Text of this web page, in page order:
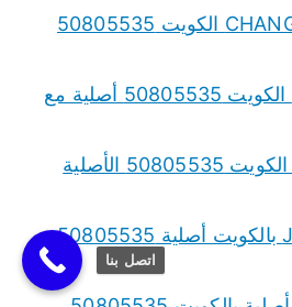
قطع غيار شانجان CHANGAN الكويت 50805535
قطع غيار دومي Domi الكويت 50805535 أصلية مع
قطع غيار جيلي Geely الكويت 50805535 الأصلية
قطع غيار جيتور Jetour بالكويت أصلية 50805535
اتصل بنا